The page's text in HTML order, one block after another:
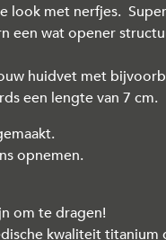
look met nerfjes.
een wat opener
huidvet met
een lengte van 7 cm.
opnemen.
om te dragen!
kwaliteit titanium